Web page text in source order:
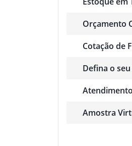
Orçamento
Cotação de
Defina o
Amostra